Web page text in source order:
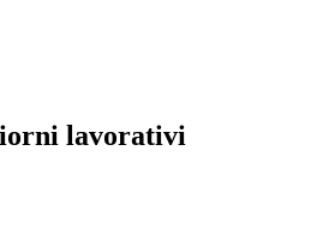
lavorativi